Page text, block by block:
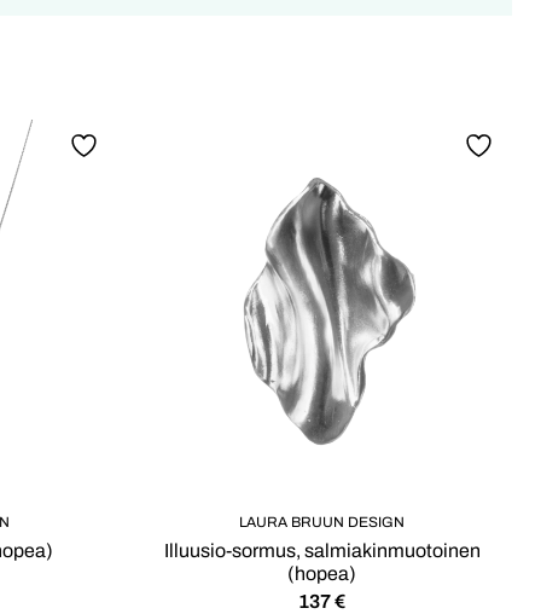
LAURA BRUUN DESIGN
Illuusio-sormus, salmiakinmuotoinen
(hopea)
137€